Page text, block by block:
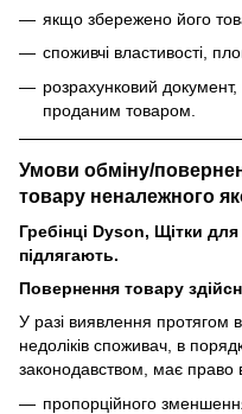
якщо збережено його
споживчі властивості,
розрахунковий
проданим товаром.
Умови обміну/
товару неналежного
Гребінці Dyson, Щітки
підлягають.
Повернення товару
У разі виявлення протягом
недоліків споживач, в
законодавством, має право
пропорційного